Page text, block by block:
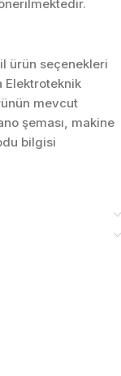
ürün seçenekleri
Elektroteknik
mevcut
şeması, makine
bilgisi